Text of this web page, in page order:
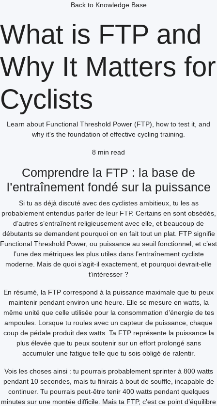
Back to Knowledge Base
What is FTP and
Why It Matters for
Cyclists
Learn about Functional Threshold Power (FTP), how to test it, and
why it's the foundation of effective cycling training.
8 min read
Comprendre la FTP : la base de
l’entraînement fondé sur la puissance
Si tu as déjà discuté avec des cyclistes ambitieux, tu les as
probablement entendus parler de leur FTP. Certains en sont obsédés,
d’autres s’entraînent religieusement avec elle, et beaucoup de
débutants se demandent pourquoi on en fait tout un plat. FTP signifie
Functional Threshold Power, ou puissance au seuil fonctionnel, et c’est
l’une des métriques les plus utiles dans l’entraînement cycliste
moderne. Mais de quoi s’agit-il exactement, et pourquoi devrait-elle
t’intéresser ?
En résumé, la FTP correspond à la puissance maximale que tu peux
maintenir pendant environ une heure. Elle se mesure en watts, la
même unité que celle utilisée pour la consommation d’énergie de tes
ampoules. Lorsque tu roules avec un capteur de puissance, chaque
coup de pédale produit des watts. Ta FTP représente la puissance la
plus élevée que tu peux soutenir sur un effort prolongé sans
accumuler une fatigue telle que tu sois obligé de ralentir.
Vois les choses ainsi : tu pourrais probablement sprinter à 800 watts
pendant 10 secondes, mais tu finirais à bout de souffle, incapable de
continuer. Tu pourrais peut-être tenir 400 watts pendant quelques
minutes sur une montée difficile. Mais ta FTP, c’est ce point d’équilibre